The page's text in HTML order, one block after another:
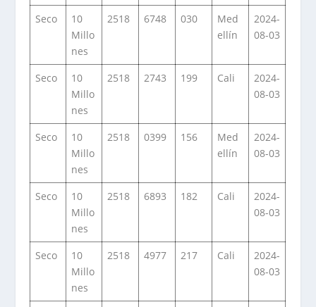
Seco
10
Millo
nes
2518 6748 030
Med
ellín
2024-
08-03
Seco
10
Millo
nes
2518 2743 199 Cali
2024-
08-03
Seco
10
Millo
nes
2518 0399 156
Med
ellín
2024-
08-03
Seco
10
Millo
nes
2518 6893 182 Cali
2024-
08-03
Seco
10
Millo
nes
2518 4977 217 Cali
2024-
08-03